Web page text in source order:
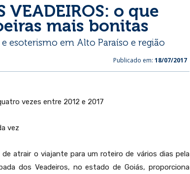
VEADEIROS: o que
mais bonitas
esoterismo em Alto Paraíso e região
Publicado em: 18/07/2017
vezes entre 2012 e 2017
vez
atrair o viajante para um roteiro de vários dias pela
dos Veadeiros, no estado de Goiás, proporciona